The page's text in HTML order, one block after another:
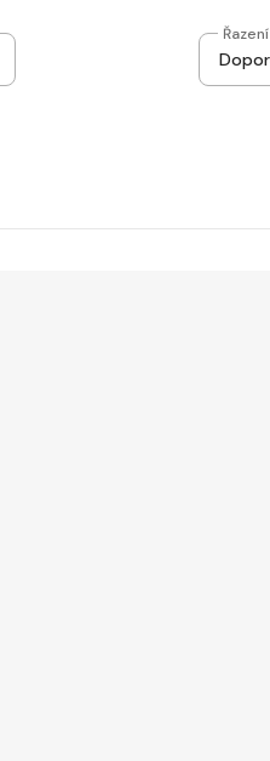
Řazení